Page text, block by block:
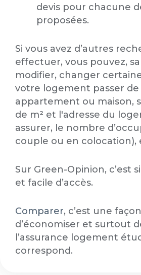
devis pour chacune
proposées.
Si vous avez d’autres
effectuer, vous pouvez,
modifier, changer
votre logement passer
appartement ou maison,
de m² et l'adresse du
assurer, le nombre
couple ou en colocation),
Sur Green-Opinion, c’est
et facile d’accès.
Comparer, c’est une
d’économiser et surtout
l’assurance logement
correspond.